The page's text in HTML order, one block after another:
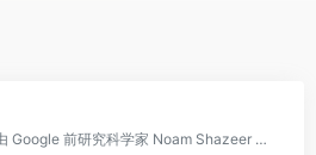
Character.AI 是由 Google 前研究科学家 Noam Shazeer 和 Daniel De Freitas 创立的 AI 对话平台，于 202